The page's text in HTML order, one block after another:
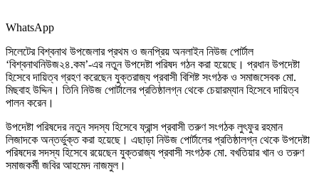
WhatsApp
​সিলেটের বিশ্বনাথ উপজেলার প্রথম ও জনপ্রিয় অনলাইন নিউজ পোর্টাল
‘বিশ্বনাথনিউজ২৪.কম’-এর নতুন উপদেষ্টা পরিষদ গঠন করা হয়েছে। প্রধান উপদেষ্টা
হিসেবে দায়িত্ব গ্রহণ করেছেন যুক্তরাজ্য প্রবাসী বিশিষ্ট সংগঠক ও সমাজসেবক মো.
মিছবাহ উদ্দিন। তিনি নিউজ পোর্টালের প্রতিষ্ঠালগ্ন থেকে চেয়ারম্যান হিসেবে দায়িত্ব
পালন করেন।
উপদেষ্টা পরিষদের নতুন সদস্য হিসেবে ফ্রান্স প্রবাসী তরুণ সংগঠক লুৎফুর রহমান
লিজাদকে অন্তর্ভুক্ত করা হয়েছে। এছাড়া নিউজ পোর্টালের প্রতিষ্ঠালগ্ন থেকে উপদেষ্টা
পরিষদের সদস্য হিসেবে রয়েছেন যুক্তরাজ্য প্রবাসী সংগঠক মো. বখতিয়ার খান ও তরুণ
সমাজকর্মী জবির আহমেদ নাজমুল।